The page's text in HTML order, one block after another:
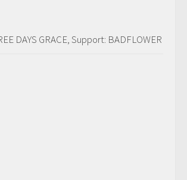
DAYS GRACE, Support: BADFLOWER